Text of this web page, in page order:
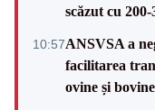
scăzut cu
10:57ANSVSA a
facilitarea
ovine și bovine